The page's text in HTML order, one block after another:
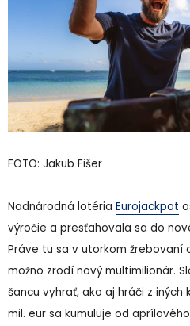
FOTO: Jakub Fišer
Nadnárodná lotéria Eurojackpot
výročie a presťahovala sa do
Práve tu sa v utorkom žrebovaní
možno zrodí nový multimilionár.
šancu vyhrať, ako aj hráči z iných
mil. eur sa kumuluje od